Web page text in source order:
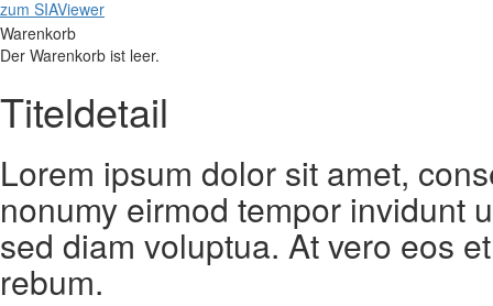
zum SIAViewer
Warenkorb
Der Warenkorb ist leer.
Titeldetail
Lorem ipsum dolor sit amet,
nonumy eirmod tempor invidunt
sed diam voluptua. At vero eos
rebum.